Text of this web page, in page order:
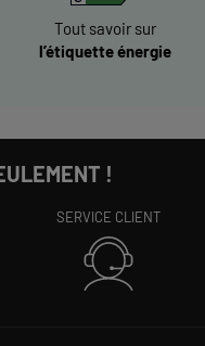
Tout savoir sur
l’étiquette énergie
!
SERVICE CLIENT